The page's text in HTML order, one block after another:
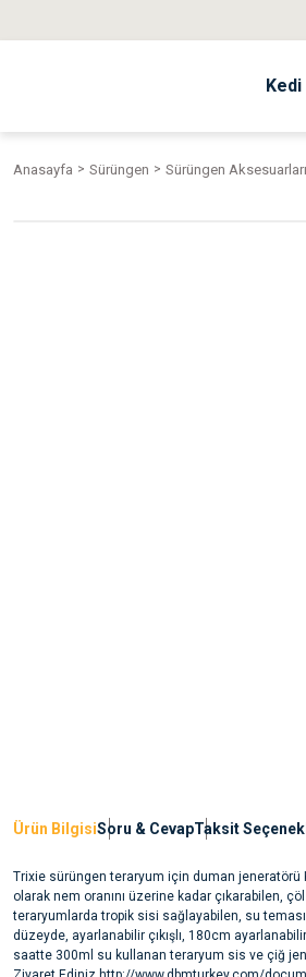
Kedi
Anasayfa Sürüngen Sürüngen Aksesuarları
Ürün BilgisiSoru & CevapTaksit
Trixie sürüngen teraryum için duman jeneratörü
olarak nem oranını üzerine kadar çıkarabilen,
teraryumlarda tropik sisi sağlayabilen, su
düzeyde, ayarlanabilir çıkışlı, 180cm
saatte 300ml su kullanan teraryum sis ve çiğ